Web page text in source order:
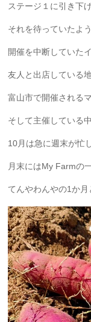
ステージ１に引き下げ
それを待っていたよ
開催を中断していた
友人と出店している
富山市で開催される
そして主催している
10月は急に週末が忙
月末にはMy Farmの
てんやわんやの1か月